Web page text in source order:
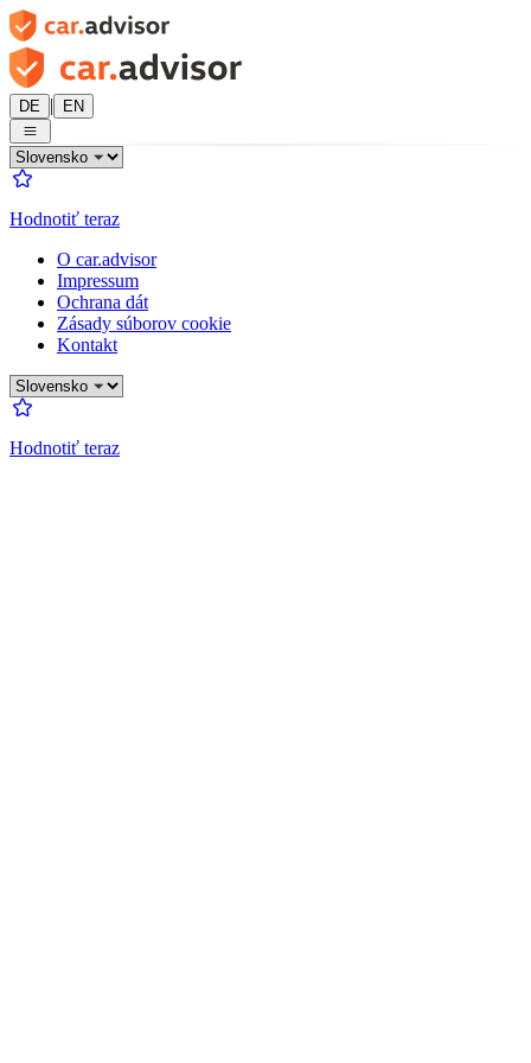
DE | EN
Hodnotiť teraz
O car.advisor
Impressum
Ochrana dát
Zásady súborov cookie
Kontakt
Hodnotiť teraz